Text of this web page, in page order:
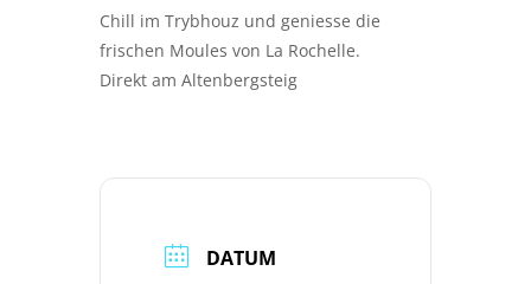
Chill im Trybhouz und geniesse die
frischen Moules von La Rochelle.
Direkt am Altenbergsteig
DATUM